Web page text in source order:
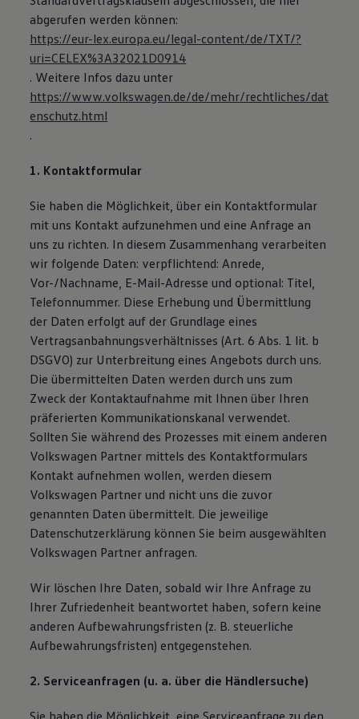
75 Jahre Bulli Jubiläum
Bulli Magazin
Fahrzeugabholung ab Werk
abgerufen werden können:
https://eur-lex.europa.eu/legal-content/de/TXT/?
uri=CELEX%3A32021D0914
. Weitere Infos dazu unter
https://www.volkswagen.de/de/mehr/rechtliches/dat
enschutz.html
.
1. Kontaktformular
Sie haben die Möglichkeit, über ein Kontaktformular
mit uns Kontakt aufzunehmen und eine Anfrage an
uns zu richten. In diesem Zusammenhang verarbeiten
wir folgende Daten: verpflichtend: Anrede,
Vor-/Nachname, E-Mail-Adresse und optional: Titel,
Telefonnummer. Diese Erhebung und Übermittlung
der Daten erfolgt auf der Grundlage eines
Vertragsanbahnungsverhältnisses (Art. 6 Abs. 1 lit. b
DSGVO) zur Unterbreitung eines Angebots durch uns.
Die übermittelten Daten werden durch uns zum
Zweck der Kontaktaufnahme mit Ihnen über Ihren
präferierten Kommunikationskanal verwendet.
Sollten Sie während des Prozesses mit einem anderen
Volkswagen Partner mittels des Kontaktformulars
Kontakt aufnehmen wollen, werden diesem
Volkswagen Partner und nicht uns die zuvor
genannten Daten übermittelt. Die jeweilige
Datenschutzerklärung können Sie beim ausgewählten
Volkswagen Partner anfragen.
Wir löschen Ihre Daten, sobald wir Ihre Anfrage zu
Ihrer Zufriedenheit beantwortet haben, sofern keine
anderen Aufbewahrungsfristen (z. B. steuerliche
Aufbewahrungsfristen) entgegenstehen.
2. Serviceanfragen (u. a. über die Händlersuche)
Sie haben die Möglichkeit, eine Serviceanfrage zu den